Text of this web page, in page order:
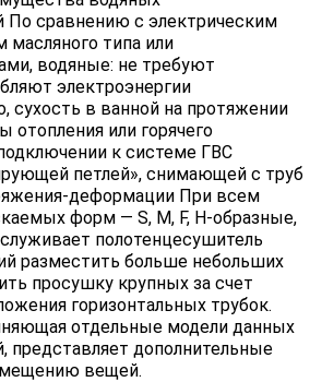
По сравнению с электрическим
масляного типа или
водяные: не требуют
электроэнергии
сухость в ванной на протяжении
отопления или горячего
к системе ГВС
петлей», снимающей с труб
деформации При всем
форм — S, M, F, H-образные,
полотенцесушитель
разместить больше небольших
просушку крупных за счет
горизонтальных трубок.
отдельные модели данных
представляет дополнительные
вещей.